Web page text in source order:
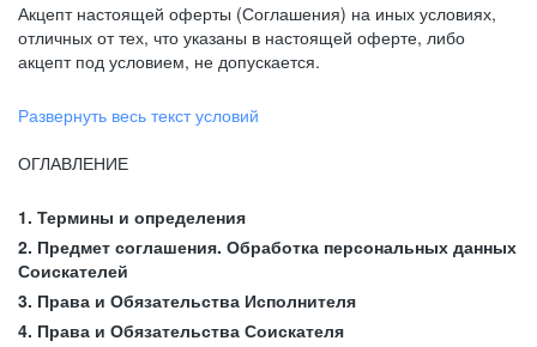
Акцепт настоящей оферты (Соглашения) на иных условиях,
отличных от тех, что указаны в настоящей оферте, либо
акцепт под условием, не допускается.
Развернуть весь текст условий
ОГЛАВЛЕНИЕ
1. Термины и определения
2. Предмет соглашения. Обработка персональных данных
Соискателей
3. Права и Обязательства Исполнителя
4. Права и Обязательства Соискателя